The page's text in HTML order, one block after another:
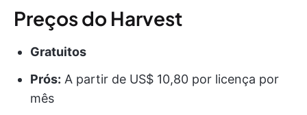
Preços do Harvest
Gratuitos
Prós: A partir de US$ 10,80 por licença por
mês